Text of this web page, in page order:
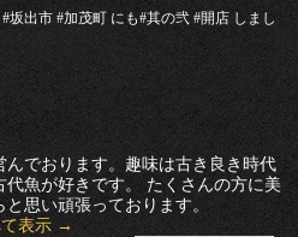
坂出市 #加茂町 にも#其の弐 #開店 しまし
でおります。趣味は古き良き時代
魚が好きです。 たくさんの方に美
思い頑張っております。
表示 →